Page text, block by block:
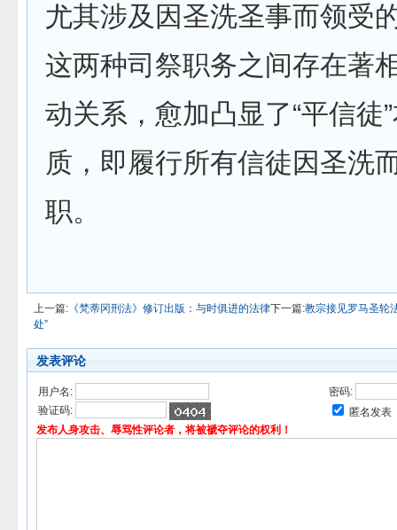
尤其涉及因圣洗圣事而领受
这两种司祭职务之间存在著
动关系，愈加凸显了“平信徒
质，即履行所有信徒因圣洗
职。
上一篇: 《梵蒂冈刑法》修订出版：与时俱进的法律下一篇:教宗接见罗马圣轮
处”
发表评论
用户名:
密码:
验证码:
匿名发表
发布人身攻击、辱骂性评论者，将被褫夺评论的权利！